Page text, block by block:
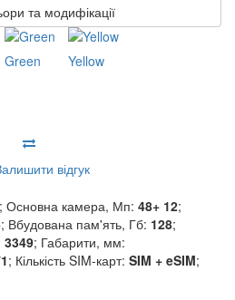
та модифікації
Green Yellow
відгук
; Основна камера, Мп: 48+ 12;
; Вбудована пам'ять, Гб: 128;
3349; Габарити, мм:
; Кількість SIM-карт: SIM + eSIM;